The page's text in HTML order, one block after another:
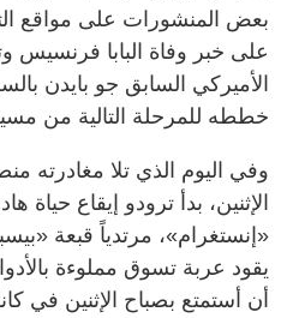
بعض المنشورات على مواقع
على خبر وفاة البابا
الأميركي السابق جو بايدن
خططه للمرحلة التالية من
وفي اليوم الذي تلا مغادرته
الإثنين، بدأ ترودو إيقاع
«إنستغرام»، مرتدياً قبعة
يقود عربة تسوق مملوءة
أن أستمتع بصباح الإثنين في